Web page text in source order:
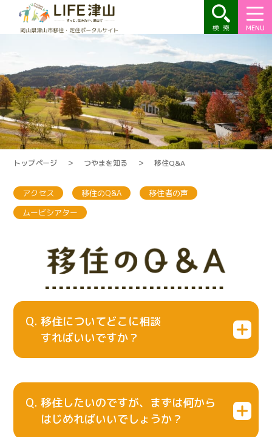
MENU
トップページ ＞ つやまを知る ＞ 移住Q&A
アクセス 移住のQ&A
移住者の声
ムービシアター
移住についてどこに相談
すればいいですか？
移住したいのですが、まずは何から
はじめればいいでしょうか？